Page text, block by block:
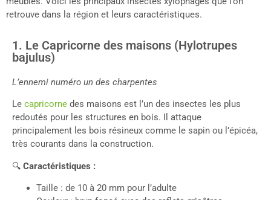
retrouve dans la région et leurs caractéristiques.
1. Le Capricorne des maisons (Hylotrupes
bajulus)
L’ennemi numéro un des charpentes
Le capricorne des maisons est l’un des insectes les plus
redoutés pour les structures en bois. Il attaque
principalement les bois résineux comme le sapin ou l’épicéa,
très courants dans la construction.
🔍 Caractéristiques :
Taille : de 10 à 20 mm pour l’adulte